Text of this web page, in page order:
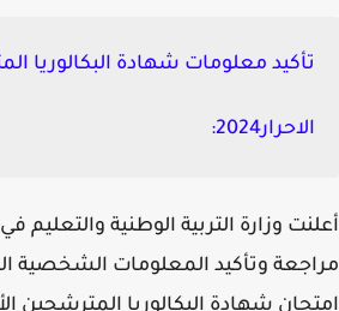
تأكيد معلومات شهادة البكالوريا
الاحرار2024:
وزارة التربية الوطنية والتعليم في
وتأكيد المعلومات الشخصية
شهادة البكالوريا المترشحين